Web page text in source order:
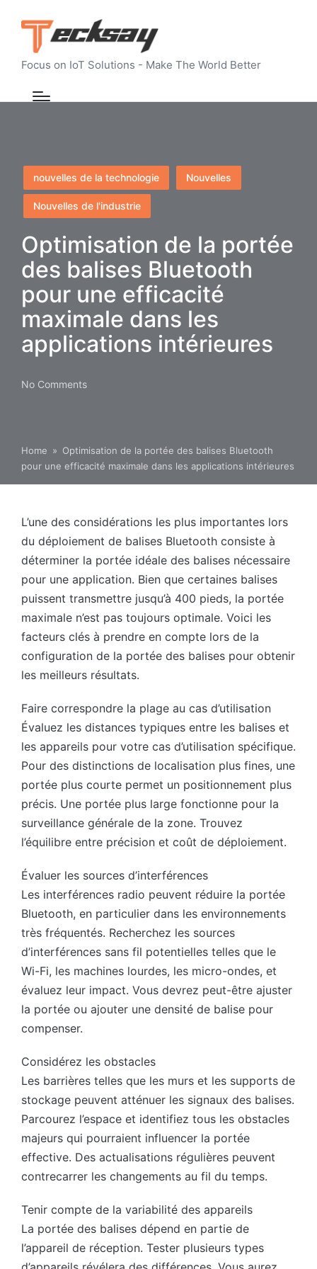
Focus on IoT Solutions - Make The World Better
Posted
in
nouvelles de la technologie Nouvelles
Nouvelles de l'industrie
Optimisation de la portée
des balises Bluetooth
pour une efficacité
maximale dans les
applications intérieures
No Comments
Home » Optimisation de la portée des balises Bluetooth
pour une efficacité maximale dans les applications intérieures
L’une des considérations les plus importantes lors
du déploiement de balises Bluetooth consiste à
déterminer la portée idéale des balises nécessaire
pour une application. Bien que certaines balises
puissent transmettre jusqu’à 400 pieds, la portée
maximale n’est pas toujours optimale. Voici les
facteurs clés à prendre en compte lors de la
configuration de la portée des balises pour obtenir
les meilleurs résultats.
Faire correspondre la plage au cas d’utilisation
Évaluez les distances typiques entre les balises et
les appareils pour votre cas d’utilisation spécifique.
Pour des distinctions de localisation plus fines, une
portée plus courte permet un positionnement plus
précis. Une portée plus large fonctionne pour la
surveillance générale de la zone. Trouvez
l’équilibre entre précision et coût de déploiement.
Évaluer les sources d’interférences
Les interférences radio peuvent réduire la portée
Bluetooth, en particulier dans les environnements
très fréquentés. Recherchez les sources
d’interférences sans fil potentielles telles que le
Wi-Fi, les machines lourdes, les micro-ondes, et
évaluez leur impact. Vous devrez peut-être ajuster
la portée ou ajouter une densité de balise pour
compenser.
Considérez les obstacles
Les barrières telles que les murs et les supports de
stockage peuvent atténuer les signaux des balises.
Parcourez l’espace et identifiez tous les obstacles
majeurs qui pourraient influencer la portée
effective. Des actualisations régulières peuvent
contrecarrer les changements au fil du temps.
Tenir compte de la variabilité des appareils
La portée des balises dépend en partie de
l’appareil de réception. Tester plusieurs types